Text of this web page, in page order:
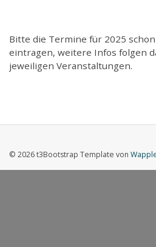
Bitte die Termine für 2025
eintragen, weitere Infos folgen
jeweiligen Veranstaltungen.
© 2026 t3Bootstrap Template von